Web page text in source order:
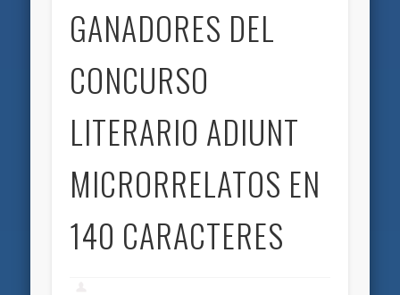
GANADORES DEL
CONCURSO
LITERARIO ADIUNT
MICRORRELATOS EN
140 CARACTERES